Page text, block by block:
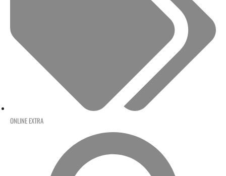
ONLINE EXTRA